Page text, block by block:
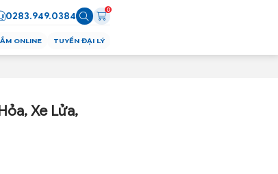
0283.949.0384
0
ONLINE TUYỂN ĐẠI LÝ
Xe Lửa,